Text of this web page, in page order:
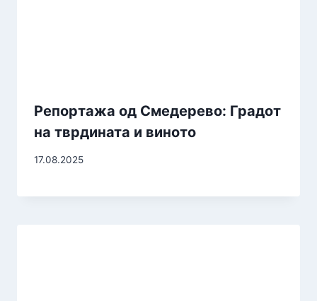
Репортажа од Смедерево: Градот
на тврдината и виното
17.08.2025